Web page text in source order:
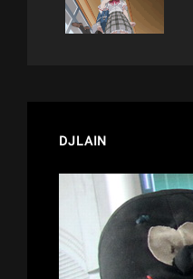
DJLAIN